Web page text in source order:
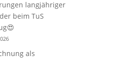
langjähriger
beim TuS
als